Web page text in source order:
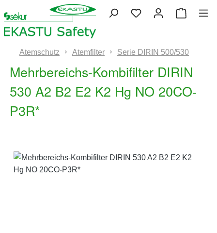
Zum Hauptinhalt springen Du hast 0 Produkte
Atemschutz Atemfilter Serie DIRIN 500/530
Mehrbereichs-Kombifilter DIRIN
530 A2 B2 E2 K2 Hg NO 20CO-
P3R*
Bildergalerie überspringen